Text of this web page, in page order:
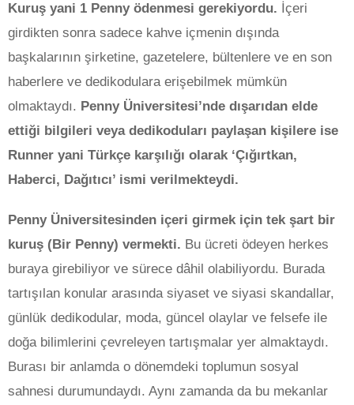
Kuruş yani 1 Penny ödenmesi gerekiyordu. İçeri
girdikten sonra sadece kahve içmenin dışında
başkalarının şirketine, gazetelere, bültenlere ve en son
haberlere ve dedikodulara erişebilmek mümkün
olmaktaydı. Penny Üniversitesi’nde dışarıdan elde
ettiği bilgileri veya dedikoduları paylaşan kişilere ise
Runner yani Türkçe karşılığı olarak ‘Çığırtkan,
Haberci, Dağıtıcı’ ismi verilmekteydi.
Penny Üniversitesinden içeri girmek için tek şart bir
kuruş (Bir Penny) vermekti. Bu ücreti ödeyen herkes
buraya girebiliyor ve sürece dâhil olabiliyordu. Burada
tartışılan konular arasında siyaset ve siyasi skandallar,
günlük dedikodular, moda, güncel olaylar ve felsefe ile
doğa bilimlerini çevreleyen tartışmalar yer almaktaydı.
Burası bir anlamda o dönemdeki toplumun sosyal
sahnesi durumundaydı. Aynı zamanda da bu mekanlar